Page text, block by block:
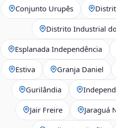
Conjunto Urupês
Distrito Industrial
Esplanada Independência
Estiva Granja Daniel
Gurilândia
Jair Freire Jaraguá